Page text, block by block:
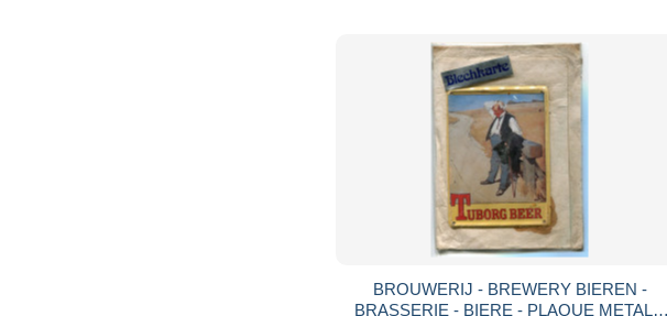
BROUWERIJ - BREWERY BIEREN -
BRASSERIE - BIERE - PLAQUE METAL 8